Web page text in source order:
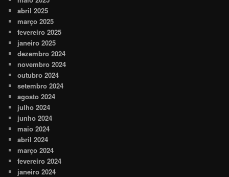
abril 2025
março 2025
fevereiro 2025
janeiro 2025
dezembro 2024
novembro 2024
outubro 2024
setembro 2024
agosto 2024
julho 2024
junho 2024
maio 2024
abril 2024
março 2024
fevereiro 2024
janeiro 2024